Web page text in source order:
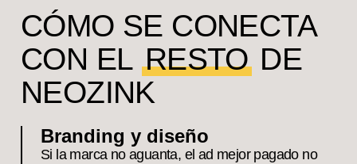
CÓMO SE CONECTA
CON EL RESTODE
NEOZINK
Branding y diseño
Si la marca no aguanta, el ad mejor pagado no